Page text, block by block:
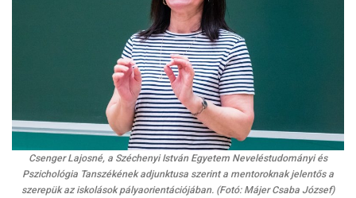
Csenger Lajosné, a Széchenyi István Egyetem Neveléstudományi és
Pszichológia Tanszékének adjunktusa szerint a mentoroknak jelentős a
szerepük az iskolások pályaorientációjában. (Fotó: Májer Csaba József)